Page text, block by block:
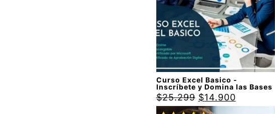
Curso Excel Basico -
Inscríbete y Domina las Bases
$25.299 $14.900